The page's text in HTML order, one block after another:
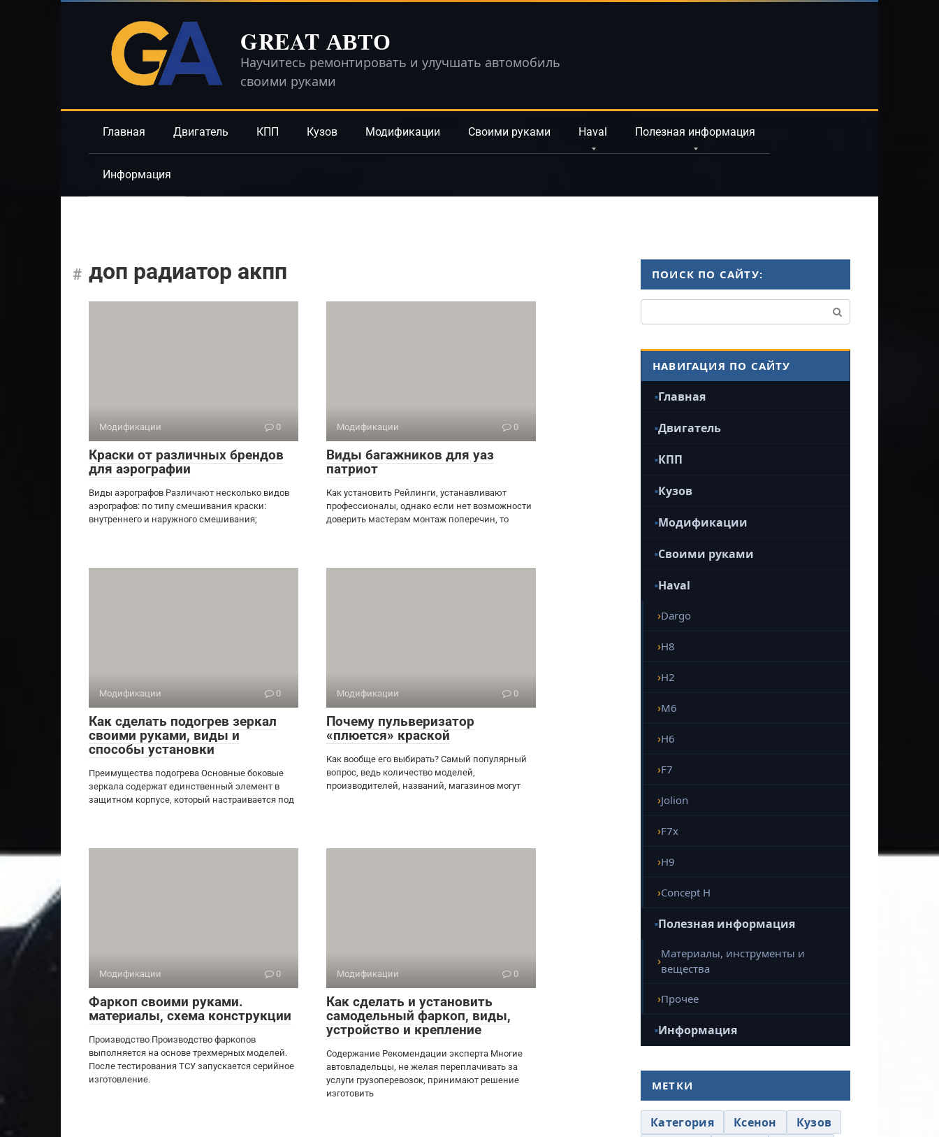
GREAT АВТО
Научитесь ремонтировать и улучшать автомобиль
своими руками
Главная Двигатель КПП Кузов Модификации Своими руками Haval Полезная информация
Информация
доп радиатор акпп
Модификации 0
Краски от различных брендов
для аэрографии
Виды аэрографов Различают несколько видов
аэрографов: по типу смешивания краски:
внутреннего и наружного смешивания;
Модификации 0
Виды багажников для уаз
патриот
Как установить Рейлинги, устанавливают
профессионалы, однако если нет возможности
доверить мастерам монтаж поперечин, то
Модификации 0
Как сделать подогрев зеркал
своими руками, виды и
способы установки
Преимущества подогрева Основные боковые
зеркала содержат единственный элемент в
защитном корпусе, который настраивается под
Модификации 0
Почему пульверизатор
«плюется» краской
Как вообще его выбирать? Самый популярный
вопрос, ведь количество моделей,
производителей, названий, магазинов могут
Модификации 0
Фаркоп своими руками.
материалы, схема конструкции
Производство Производство фаркопов
выполняется на основе трехмерных моделей.
После тестирования ТСУ запускается серийное
изготовление.
Модификации 0
Как сделать и установить
самодельный фаркоп, виды,
устройство и крепление
Содержание Рекомендации эксперта Многие
автовладельцы, не желая переплачивать за
услуги грузоперевозок, принимают решение
изготовить
ПОИСК ПО САЙТУ:
НАВИГАЦИЯ ПО САЙТУ
Главная
Двигатель
КПП
Кузов
Модификации
Своими руками
Haval
Dargo
H8
H2
M6
H6
F7
Jolion
F7x
H9
Concept H
Полезная информация
Материалы, инструменты и
вещества
Прочее
Информация
МЕТКИ
Категория Ксенон
Кузов